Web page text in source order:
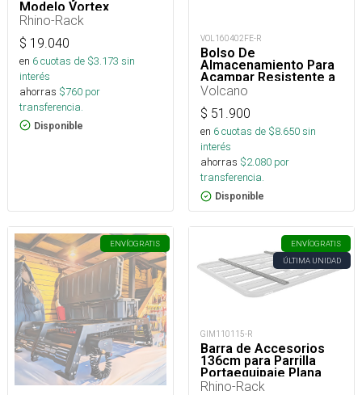
Modelo Vortex
Rhino-Rack
$ 19.040
en 6cuotas de $3.173 sin
interés
ahorras $760 por
transferencia.
Disponible
VOL160402FE-R
Bolso De
Almacenamiento Para
Acampar Resistente a
La Intemperie 4WD
Volcano
$ 51.900
en 6cuotas de $8.650sin
interés
ahorras $2.080 por
transferencia.
Disponible
ENVÍOGRATIS ENVÍOGRATIS
ÚLTIMA UNIDAD
GIM110115-R
Barra de Accesorios
136cm para Parrilla
Portaequipaje Plana
Modelo Pioneer
Rhino-Rack